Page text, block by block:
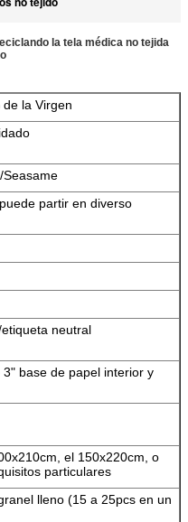
la tela médica no tejida
la Virgen
partir en diverso
neutral
base de papel interior y
el 150x220cm, o
particulares
lleno (15 a 25pcs en un